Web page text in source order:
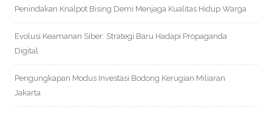
Penindakan Knalpot Bising Demi Menjaga Kualitas Hidup Warga
Evolusi Keamanan Siber: Strategi Baru Hadapi Propaganda
Digital
Pengungkapan Modus Investasi Bodong Kerugian Miliaran
Jakarta